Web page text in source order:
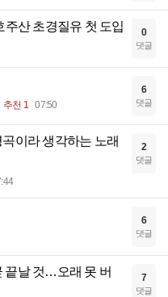
산 초경질유 첫 도입 0
댓글
추천 1 07:50
6
댓글
이라 생각하는 노래 2
댓글
6
댓글
끝날 것…오래 못 버
7
댓글